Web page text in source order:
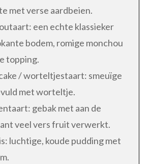
met verse aardbeien.
een echte klassieker
bodem, romige monchou
topping.
/ worteltjestaart: smeuïge
met worteltje.
gebak met aan de
veel vers fruit verwerkt.
luchtige, koude pudding met